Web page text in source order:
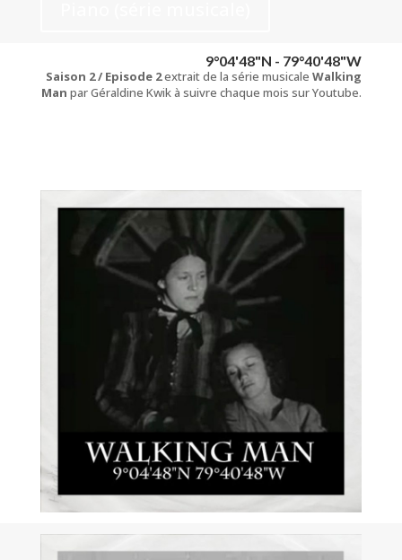
9°04'48"N - 79°40'48"W
Saison 2 / Episode 2extrait de la série musicaleWalking
Man par Géraldine Kwik à suivre chaque mois sur Youtube.